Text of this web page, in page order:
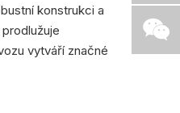
konstrukci a
vytváří značné